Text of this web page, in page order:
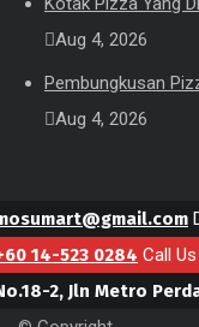
Aug 4, 2026
Pembungkusan
Aug 4, 2026
14-523 0284 Call
2, Jln Metro